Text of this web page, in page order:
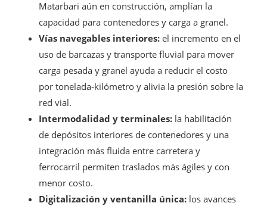
Matarbari aún en construcción, amplían la
capacidad para contenedores y carga a granel.
Vías navegables interiores: el incremento en el
uso de barcazas y transporte fluvial para mover
carga pesada y granel ayuda a reducir el costo
por tonelada-kilómetro y alivia la presión sobre la
red vial.
Intermodalidad y terminales: la habilitación
de depósitos interiores de contenedores y una
integración más fluida entre carretera y
ferrocarril permiten traslados más ágiles y con
menor costo.
Digitalización y ventanilla única: los avances